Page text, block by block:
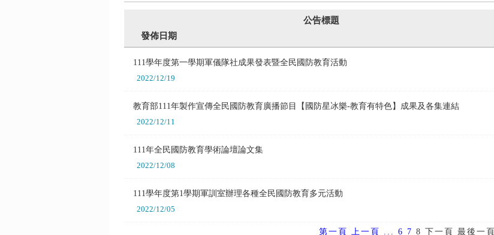
公告標題
發佈日期
111學年度第一學期軍儀隊社成果發表暨全民國防教育活動
2022/12/19
教育部111年製作宣傳全民國防教育廣播節目【國防星冰樂-教育有特色】成果及各集連結
2022/12/11
111年全民國防教育學術論壇論文集
2022/12/08
111學年度第1學期軍訓室辦理各種全民國防教育多元活動
2022/12/05
第一頁 上一頁 ... 6 7 8 下一頁 最後一頁